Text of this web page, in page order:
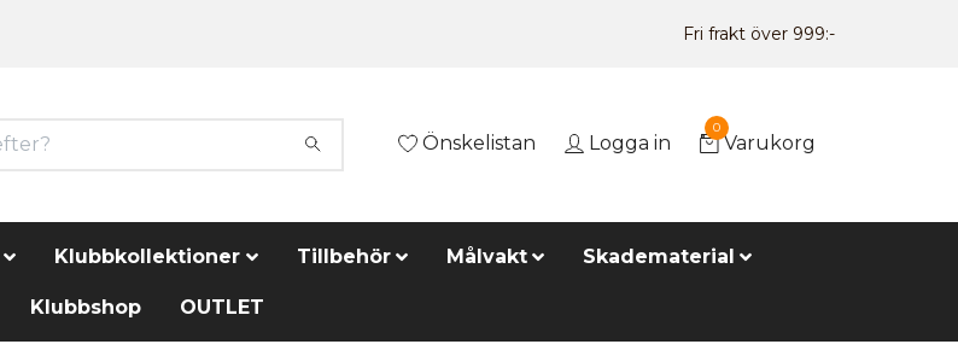
Fri frakt över 999:-
Önskelistan Logga in
0
Varukorg
Klubbkollektioner Tillbehör Målvakt Skadematerial
Klubbshop OUTLET